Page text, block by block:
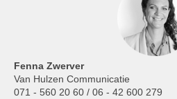
Fenna Zwerver
Van Hulzen Communicatie
071 - 560 20 60 / 06 - 42 600 279